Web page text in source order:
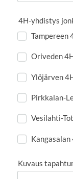
4H-yhdistys
Tampereen
Oriveden
Ylöjärven
Pirkkalan-
Vesilahti-
Kuvaus